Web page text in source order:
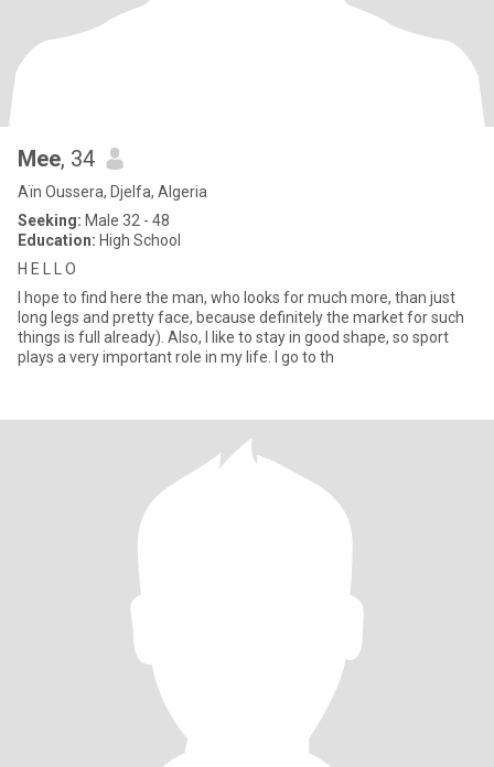
Mee, 34
Aïn Oussera, Djelfa, Algeria
Seeking: Male 32 - 48
Education: High School
H E L L O
I hope to find here the man, who looks for much more, than just
long legs and pretty face, because definitely the market for such
things is full already). Also, I like to stay in good shape, so sport
plays a very important role in my life. I go to th